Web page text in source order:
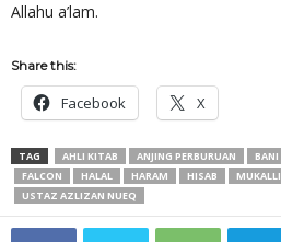
Allahu a’lam.
Share this:
Facebook X
TAG AHLI KITAB ANJING PERBURUAN BANI
FALCON
HALAL HARAM HISAB
USTAZ AZLIZAN NUEQ